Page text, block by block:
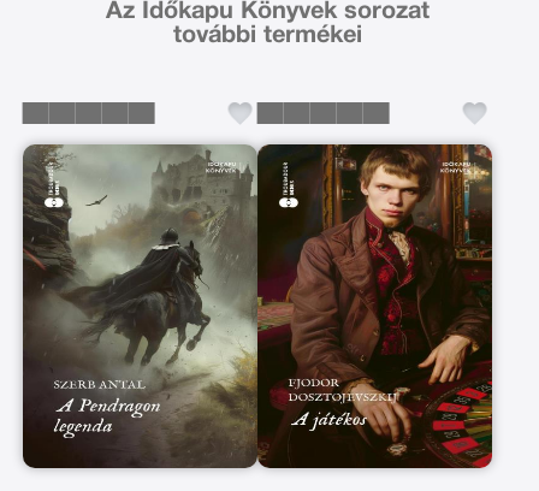
Az Időkapu Könyvek sorozat
további termékei